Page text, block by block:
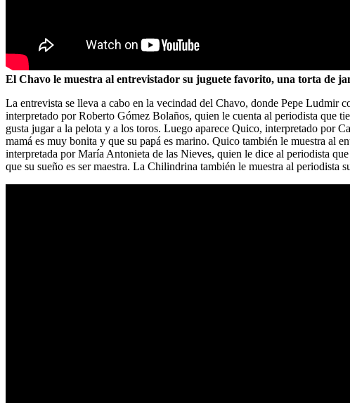
El Chavo le muestra al entrevistador su juguete favorito, una torta de
La entrevista se lleva a cabo en la vecindad del Chavo, donde Pepe Ludmir
interpretado por Roberto Gómez Bolaños, quien le cuenta al periodista que
gusta jugar a la pelota y a los toros. Luego aparece Quico, interpretado por
mamá es muy bonita y que su papá es marino. Quico también le muestra al
interpretada por María Antonieta de las Nieves, quien le dice al periodista
que su sueño es ser maestra. La Chilindrina también le muestra al